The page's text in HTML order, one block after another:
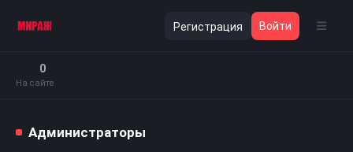
Регистрация Войти
0
На сайте
Администраторы